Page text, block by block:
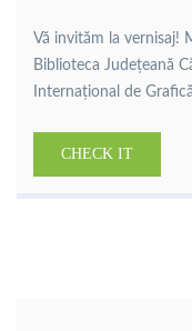
Vă invităm la vernisaj!
Biblioteca Județeană
Internațional de
străinătate, oferind
CHECK IT